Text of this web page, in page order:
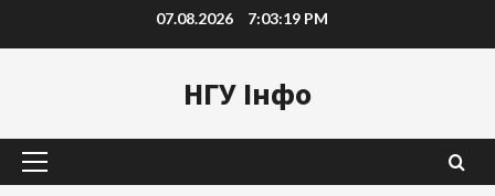
to
07.08.2026 7:03:20 PM
НГУ Інфо
Primary